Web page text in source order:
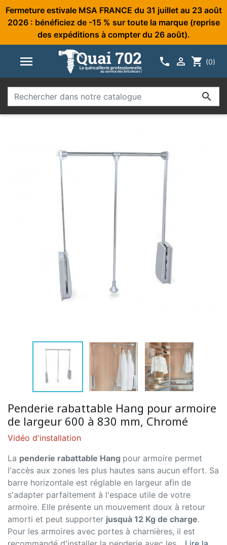
Fermeture estivale MSA FRANCE du 31 juillet au 23 août
2026 : bénéficiez de -15 % sur toute la marque (reprise
des expéditions à compter du 26 août).
   shopping_cart (0)

Penderie rabattable Hang pour armoire
de largeur 600 à 830 mm, Chromé
Vidéo d'installation
La penderie rabattable Hang pour armoire permet
l'accès aux zones les plus hautes sans aucun effort. Sa
barre horizontale est réglable en largeur afin de
s'adapter parfaitement à l'espace utile de votre
armoire. Elle présente un mouvement doux à retour
amorti et peut supporter jusquà 12 Kg de charge.
Pour les armoires avec portes à charnières, il est